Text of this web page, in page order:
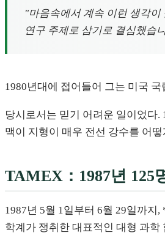
"마음속에서 계속 이런 생각
연구 주제로 삼기로 결심했습
1980년대에 접어들어 그는 미국
당시로서는 믿기 어려운 일이었다
맥이 지형이 매우 전선 강수를 어
TAMEX：1987년 125
1987년 5월 1일부터 6월 29일까지
학계가 쟁취한 대표적인 대형 과